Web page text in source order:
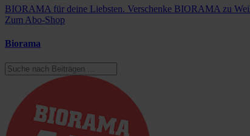
BIORAMA für deine Liebsten. Verschenke BIORAMA zu
Zum Abo-Shop
Biorama